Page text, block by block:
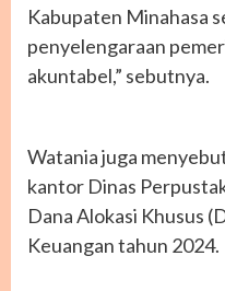
Kabupaten Minahasa
penyelengaraan
akuntabel,” sebutnya.
Watania juga
kantor Dinas
Dana Alokasi Khusus
Keuangan tahun 2024.